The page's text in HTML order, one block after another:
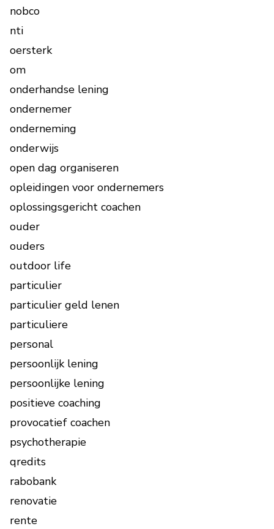
nobco
nti
oersterk
om
onderhandse lening
ondernemer
onderneming
onderwijs
open dag organiseren
opleidingen voor ondernemers
oplossingsgericht coachen
ouder
ouders
outdoor life
particulier
particulier geld lenen
particuliere
personal
persoonlijk lening
persoonlijke lening
positieve coaching
provocatief coachen
psychotherapie
qredits
rabobank
renovatie
rente